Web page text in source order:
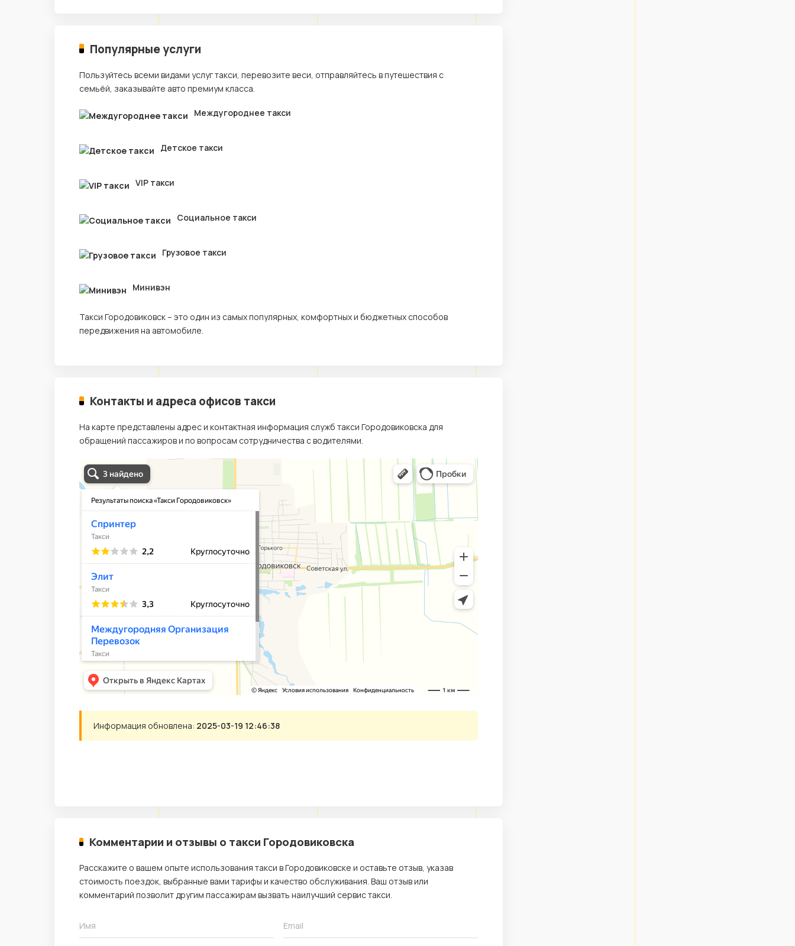
Популярные услуги
Пользуйтесь всеми видами услуг такси, перевозите веси, отправляйтесь в путешествия с
семьёй, заказывайте авто премиум класса.
Междугороднее такси
Детское такси
VIP такси
Социальное такси
Грузовое такси
Минивэн
Такси Городовиковск – это один из самых популярных, комфортных и бюджетных способов
передвижения на автомобиле.
Контакты и адреса офисов такси
На карте представлены адрес и контактная информация служб такси Городовиковска для
обращений пассажиров и по вопросам сотрудничества с водителями.
Информация обновлена: 2025-03-19 12:46:38
Комментарии и отзывы о такси Городовиковска
Расскажите о вашем опыте использования такси в Городовиковске и оставьте отзыв, указав
стоимость поездок, выбранные вами тарифы и качество обслуживания. Ваш отзыв или
комментарий позволит другим пассажирам вызвать наилучший сервис такси.